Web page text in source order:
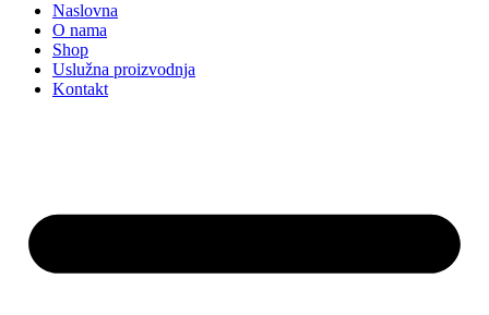
Naslovna
O nama
Shop
Uslužna proizvodnja
Kontakt